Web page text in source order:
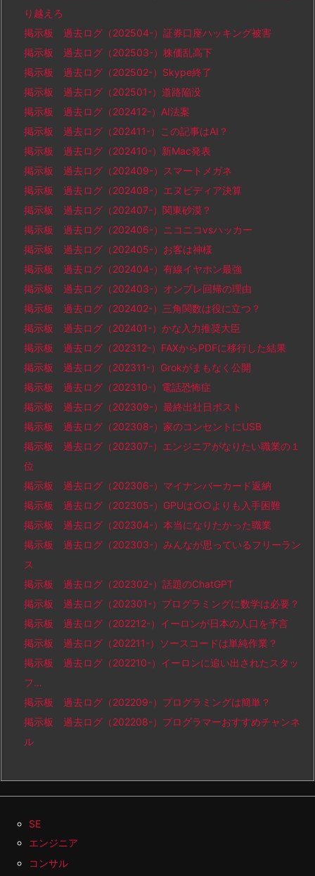
り越えろ
掲示板 過去ログ（202504-）証券口座ハッキング被害
掲示板 過去ログ（202503-）株価乱高下
掲示板 過去ログ（202502-）Skype終了
掲示板 過去ログ（202501-）道路陥没
掲示板 過去ログ（202412-）AI法案
掲示板 過去ログ（202411-）この記事はAI？
掲示板 過去ログ（202410-）新Mac発表
掲示板 過去ログ（202409-）スマートメガネ
掲示板 過去ログ（202408-）エヌビディア決算
掲示板 過去ログ（202407-）関東砂漠？
掲示板 過去ログ（202406-）ニコニコvsハッカー
掲示板 過去ログ（202405-）お客は神様
掲示板 過去ログ（202404-）有線イヤホン最強
掲示板 過去ログ（202403-）オンプレ回帰の理由
掲示板 過去ログ（202402-）三角関数は役に立つ？
掲示板 過去ログ（202401-）かな入力推奨大臣
掲示板 過去ログ（202312-）FAXからPDFに移行した結果
掲示板 過去ログ（202311-）Grokがまもなく公開
掲示板 過去ログ（202310-）電話恐怖症
掲示板 過去ログ（202309-）最終出社日ポスト
掲示板 過去ログ（202308-）家のコンセントにUSB
掲示板 過去ログ（202307-）エンジニアがなりたい職業の１
位
掲示板 過去ログ（202306-）マイナンバーカード返納
掲示板 過去ログ（202305-）GPUは○○よりも入手困難
掲示板 過去ログ（202304-）本当になりたかった職業
掲示板 過去ログ（202303-）みんなが思っているフリーラン
ス
掲示板 過去ログ（202302-）話題のChatGPT
掲示板 過去ログ（202301-）プログラミングに数学は必要？
掲示板 過去ログ（202212-）イーロンが日本の人口を予言
掲示板 過去ログ（202211-）ソースコードは単純作業？
掲示板 過去ログ（202210-）イーロンに追い出されたスタッ
フ…
掲示板 過去ログ（202209-）プログラミングは簡単？
掲示板 過去ログ（202208-）プログラマーおすすめチャンネ
ル
SE
エンジニア
コンサル